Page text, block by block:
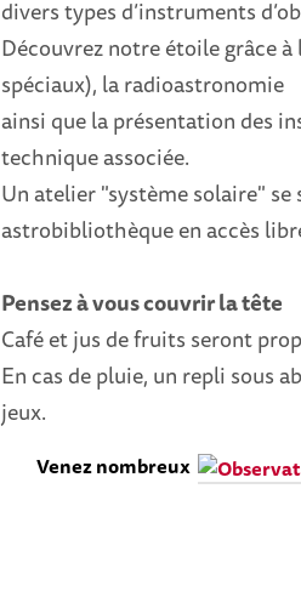
divers types d’instruments
Découvrez notre étoile grâce
spéciaux), la radioastronomie
ainsi que la présentation des
technique associée.
Un atelier "système solaire"
astrobibliothèque en accès
Pensez à vous couvrir la tête
Café et jus de fruits seront
En cas de pluie, un repli sous
jeux.
Venez nombreux